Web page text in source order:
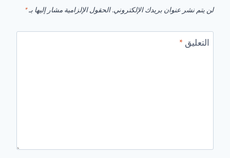
لن يتم نشر عنوان بريدك الإلكتروني.الحقول الإلزامية مشار إليها بـ*
التعليق*